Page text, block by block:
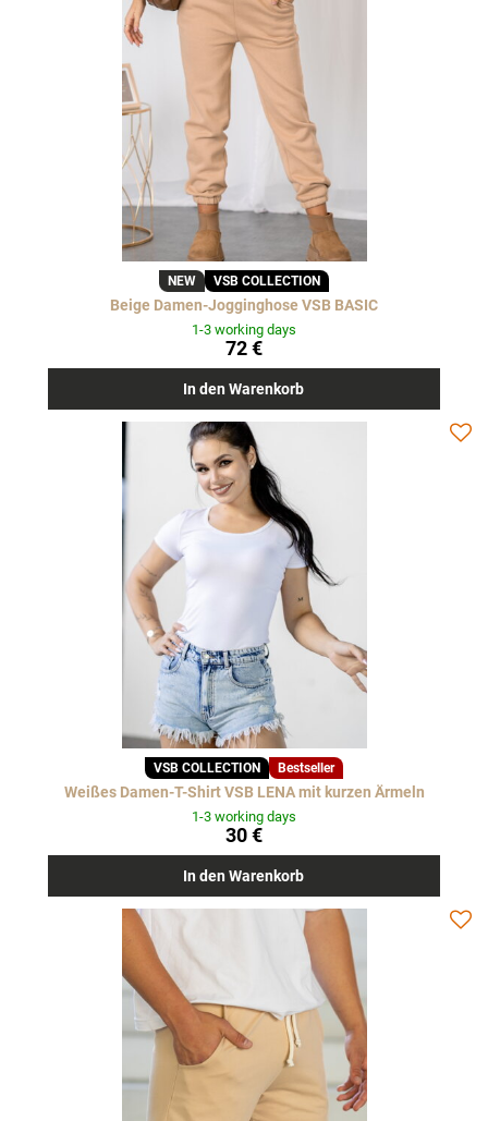
NEW VSB COLLECTION
Beige Damen-Jogginghose VSB BASIC
1-3 working days
72 €
In den Warenkorb
VSB COLLECTION Bestseller
Weißes Damen-T-Shirt VSB LENA mit kurzen Ärmeln
1-3 working days
30 €
In den Warenkorb